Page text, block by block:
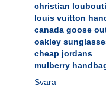
christian
louis vuitton
canada goose
oakley
cheap jordans
mulberry
Svara